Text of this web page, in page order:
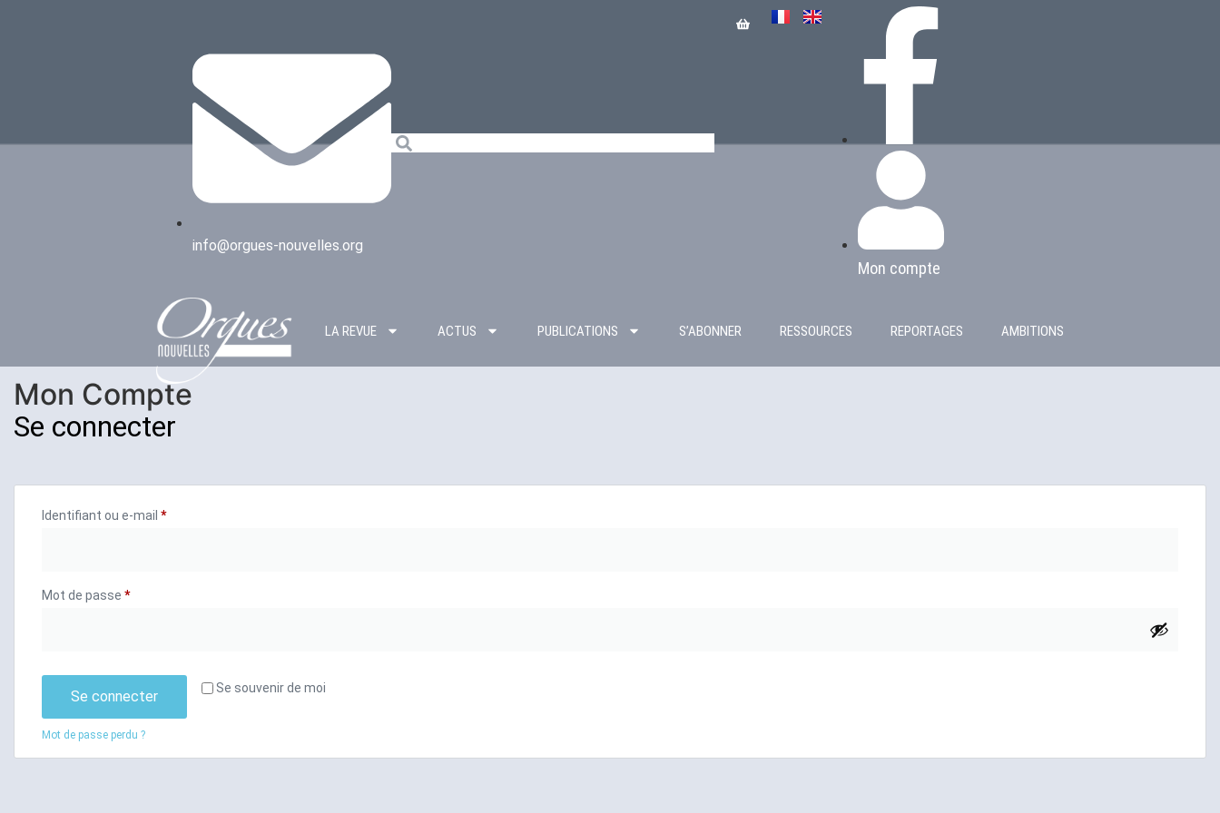
info@orgues-nouvelles.org
Mon compte
LA REVUE ACTUS PUBLICATIONS S’ABONNER RESSOURCES REPORTAGES AMBITIONS
Mon Compte
Se connecter
Identifiant ou e-mail *
Mot de passe *
Se souvenir de moi
Se connecter
Mot de passe perdu ?